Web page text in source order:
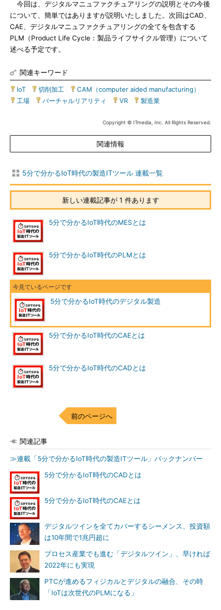
今回は、デジタルマニュファクチュアリングの説明とその今後
について、簡単ではありますが説明いたしました。次回はCAD、
CAE、デジタルマニュファクチュアリングの全てを包含する
PLM（Product Life Cycle：製品ライフサイクル管理）について
述べる予定です。
関連キーワード
IoT 切削加工 CAM（computer aided manufacturing）
工場
バーチャルリアリティ VR 製造業
Copyright © ITmedia, Inc. All Rights Reserved.
関連情報
5分で分かるIoT時代の製造ITツール 連載一覧
新しい連載記事が 1 件あります
5分で分かるIoT時代のMESとは
5分で分かるIoT時代のPLMとは
5分で分かるIoT時代のデジタル製造
5分で分かるIoT時代のCAEとは
5分で分かるIoT時代のCADとは
前のページへ
関連記事
≫連載「5分で分かるIoT時代の製造ITツール」バックナンバー
5分で分かるIoT時代のCADとは
5分で分かるIoT時代のCAEとは
デジタルツインを全てカバーするシーメンス、投資額
は10年間で1兆円超に
プロセス産業でも進む「デジタルツイン」、早ければ
2022年にも実現
PTCが進めるフィジカルとデジタルの融合、その時
「IoTは次世代のPLMになる」